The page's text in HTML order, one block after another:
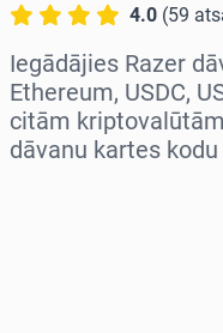
4.0 (59
Iegādājies Razer
Ethereum, USDC,
citām
dāvanu kartes